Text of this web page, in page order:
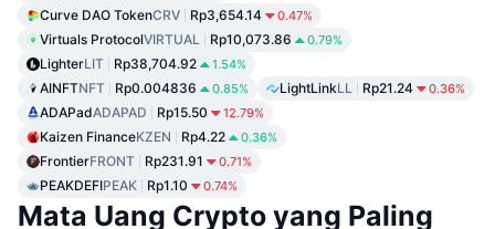
Curve DAO TokenCRV Rp3,654.14 0.47%
Virtuals ProtocolVIRTUAL Rp10,073.86 0.79%
LighterLIT Rp38,704.92 1.54%
AINFTNFT Rp0.004836 0.85% LightLinkLL Rp21.24 0.36%
ADAPadADAPAD Rp15.50 12.79%
Kaizen FinanceKZEN Rp4.22 0.36%
FrontierFRONT Rp231.91 0.71%
PEAKDEFIPEAK Rp1.10 0.74%
Mata Uang Crypto yang Paling